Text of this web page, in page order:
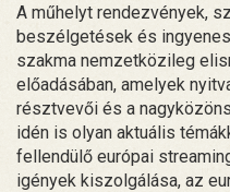
A műhelyt rendezvények,
beszélgetések és
szakma nemzetközileg
előadásában, amelyek
résztvevői és a
idén is olyan aktuális
fellendülő európai
igények kiszolgálása, az